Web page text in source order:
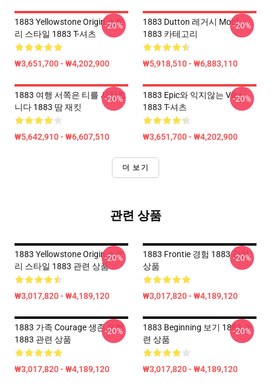
1883 Yellowstone Origin 스토
리 스타일 1883 T-셔츠
₩3,651,700 - ₩4,202,900
-20%
1883 Dutton 레거시 Motif
1883 카테고리
₩5,918,510 - ₩6,883,110
-20%
1883 여행 서쪽은 티를 시작합
니다 1883 땀 재킷
₩5,642,910 - ₩6,607,510
-20%
1883 Epic와 익지않는 Vibe
1883 T-셔츠
₩3,651,700 - ₩4,202,900
-20%
더 보기
관련 상품
1883 Yellowstone Origin 스토
리 스타일 1883 관련 상품
₩3,017,820 - ₩4,189,120
-20%
1883 Frontie 경험 1883 관련
상품
₩3,017,820 - ₩4,189,120
-20%
1883 가족 Courage 생존 유행
1883 관련 상품
₩3,017,820 - ₩4,189,120
-20%
1883 Beginning 보기 1883 관
련 상품
₩3,017,820 - ₩4,189,120
-20%